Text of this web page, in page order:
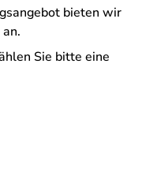
Sie bitte eine